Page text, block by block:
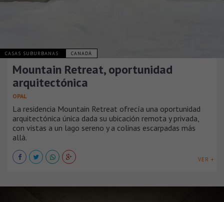
CASAS SUBURBANAS CANADÁ
Mountain Retreat, oportunidad
arquitectónica
OPAL
La residencia Mountain Retreat ofrecía una oportunidad
arquitectónica única dada su ubicación remota y privada,
con vistas a un lago sereno y a colinas escarpadas más
allá.
VER +